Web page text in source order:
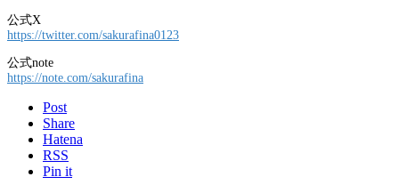
公式X
https://twitter.com/sakurafina0123
公式note
https://note.com/sakurafina
Post
Share
Hatena
RSS
Pin it